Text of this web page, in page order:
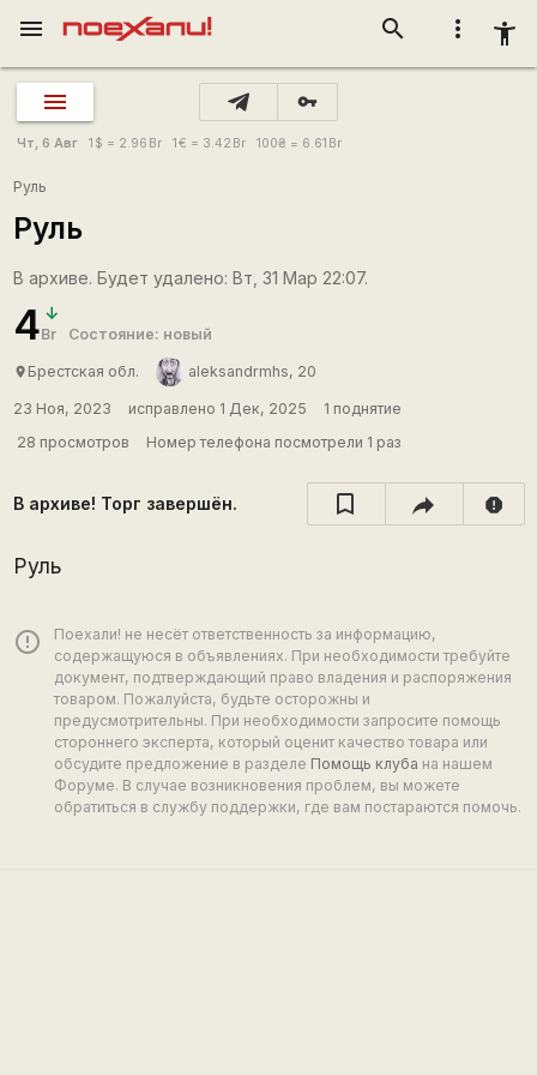
more_vert accessibility_new
search
menu
vpn_key
Чт, 6 Авг 1 $ = 2.96 Br 1€ = 3.42 Br 100₴ = 6.61 Br
Руль
Руль
В архиве. Будет удалено: Вт, 31 Мар 22:07.
4Br Состояние: новый
place Брестская обл. aleksandrmhs, 20
23 Ноя, 2023 исправлено 1 Дек, 2025
1 поднятие
28 просмотров
Номер телефона посмотрели 1 раз
В архиве! Торг завершён. report
Руль
error_outline
Поехали! не несёт ответственность за информацию,
содержащуюся в объявлениях. При необходимости требуйте
документ, подтверждающий право владения и распоряжения
товаром. Пожалуйста, будьте осторожны и
предусмотрительны. При необходимости запросите помощь
стороннего эксперта, который оценит качество товара или
обсудите предложение в разделе Помощь клуба на нашем
Форуме. В случае возникновения проблем, вы можете
обратиться в службу поддержки, где вам постараются помочь.